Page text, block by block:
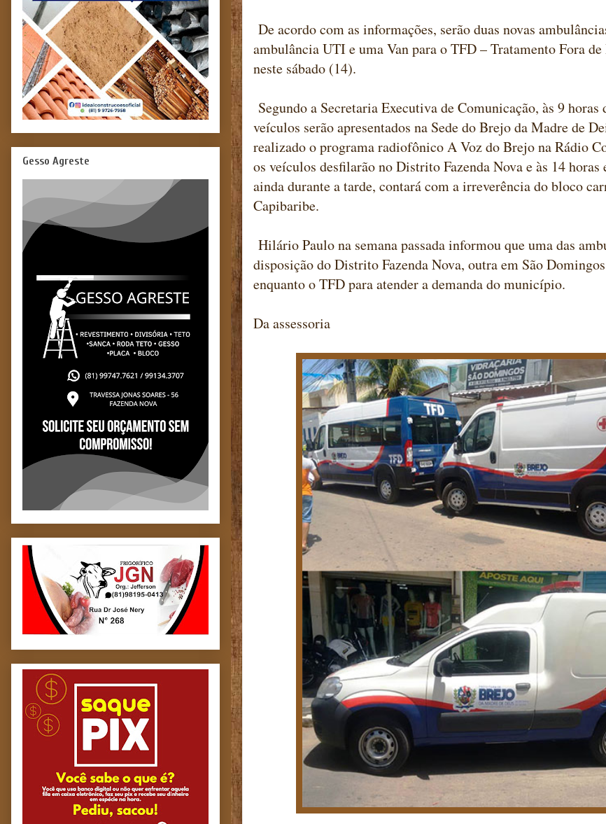
De acordo com as informações, serão duas novas
ambulância UTI e uma Van para o TFD – Tratamento Fora
neste sábado (14).
Segundo a Secretaria Executiva de Comunicação, às 9 horas
veículos serão apresentados na Sede do Brejo da Madre de
realizado o programa radiofônico A Voz do Brejo na Rádio
os veículos desfilarão no Distrito Fazenda Nova e às 14 horas
ainda durante a tarde, contará com a irreverência do bloco
Capibaribe.
Hilário Paulo na semana passada informou que uma das
disposição do Distrito Fazenda Nova, outra em São
enquanto o TFD para atender a demanda do município.
Da assessoria
Gesso Agreste